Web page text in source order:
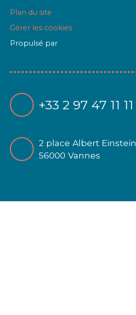
Plan du site
Gérer les cookies
Propulsé par
+33 2 97 47 11 11
2 place Albert Einstein
56000 Vannes